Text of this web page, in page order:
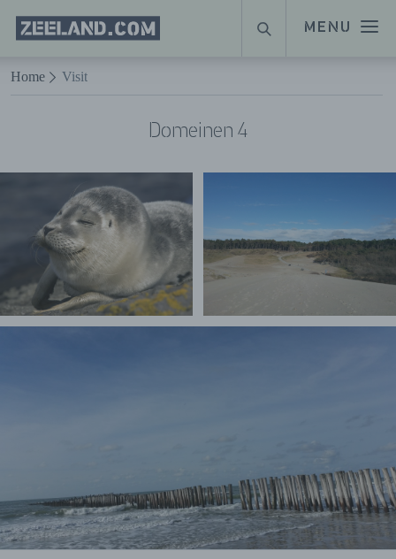
Naar hoofdinhoud
MENU
Homepage
Zeeland.com
SUCHE
Home Visit
Domeinen 4